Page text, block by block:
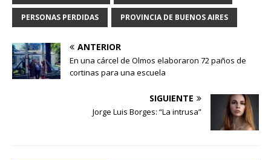
PERSONAS PERDIDAS PROVINCIA DE BUENOS AIRES
ANTERIOR
En una cárcel de Olmos elaboraron 72 paños de
cortinas para una escuela
SIGUIENTE
Jorge Luis Borges: “La intrusa”